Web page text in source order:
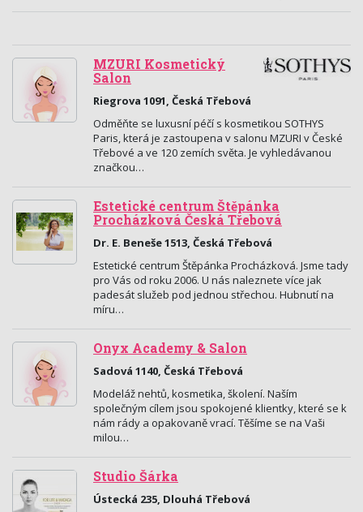
MZURI Kosmetický
Salon
Riegrova 1091, Česká Třebová
Odměňte se luxusní péčí s kosmetikou SOTHYS
Paris, která je zastoupena v salonu MZURI v České
Třebové a ve 120 zemích světa. Je vyhledávanou
značkou…
Estetické centrum Štěpánka
Procházková Česká Třebová
Dr. E. Beneše 1513, Česká Třebová
Estetické centrum Štěpánka Procházková. Jsme tady
pro Vás od roku 2006. U nás naleznete více jak
padesát služeb pod jednou střechou. Hubnutí na
míru…
Onyx Academy & Salon
Sadová 1140, Česká Třebová
Modeláž nehtů, kosmetika, školení. Naším
společným cílem jsou spokojené klientky, které se k
nám rády a opakovaně vrací. Těšíme se na Vaši
milou…
Studio Šárka
Ústecká 235, Dlouhá Třebová